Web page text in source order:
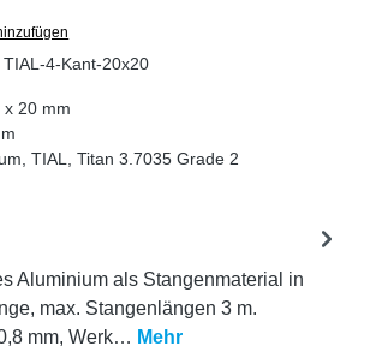
TIAL-4-Kant-20x20
x 20 mm
, TIAL, Titan 3.7035 Grade 2
Aluminium als Stangenmaterial in
max. Stangenlängen 3 m.
mm, Werk… Mehr